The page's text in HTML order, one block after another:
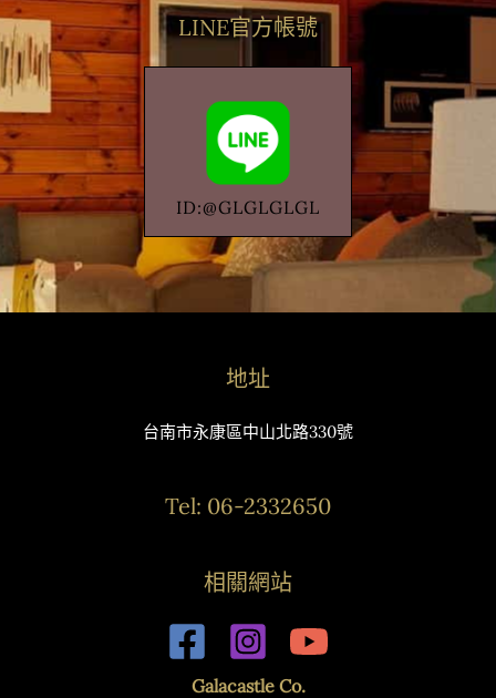
LINE官方帳號
ID:@GLGLGLGL
地址
台南市永康區中山北路330號
Tel: 06-2332650
相關網站
Galacastle Co.